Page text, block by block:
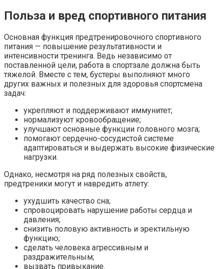
Польза и вред спортивного питания
Основная функция предтренировочного спортивного
питания — повышение результативности и
интенсивности тренинга. Ведь независимо от
поставленной цели, работа в спортзале должна быть
тяжелой. Вместе с тем, бустеры выполняют много
других важных и полезных для здоровья спортсмена
задач:
укрепляют и поддерживают иммунитет;
нормализуют кровообращение;
улучшают основные функции головного мозга;
помогают сердечно-сосудистой системе
адаптироваться и выдержать высокие физические
нагрузки.
Однако, несмотря на ряд полезных свойств,
предтреники могут и навредить атлету:
ухудшить качество сна;
спровоцировать нарушение работы сердца и
давления;
снизить половую активность и эректильную
функцию;
сделать человека агрессивным и
раздражительным;
вызвать привыкание.